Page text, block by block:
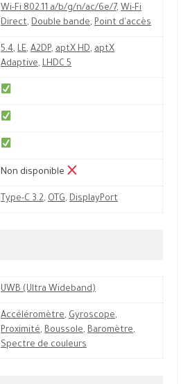
Wi-Fi 802.11 a/b/g/n/ac/6e/7, Wi-Fi
Direct, Double bande, Point d'accès
5.4, LE, A2DP, aptX HD, aptX
Adaptive, LHDC 5
Non disponible
Type-C 3.2, OTG, DisplayPort
UWB (Ultra Wideband)
Accéléromètre, Gyroscope,
Proximité, Boussole, Baromètre,
Spectre de couleurs